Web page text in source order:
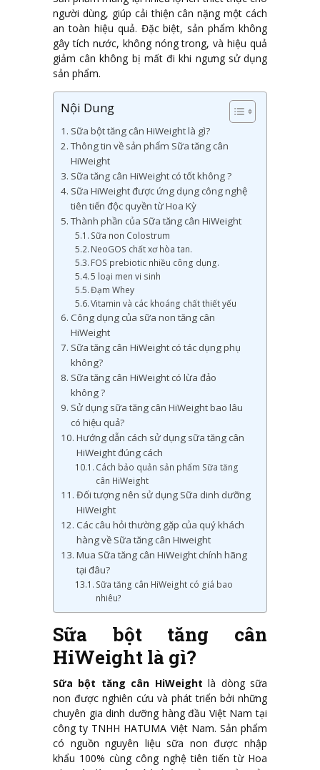
người dùng, giúp cải thiện cân nặng một cách
an toàn hiệu quả. Đặc biệt, sản phẩm không
gây tích nước, không nóng trong, và hiệu quả
giảm cân không bị mất đi khi ngưng sử dụng
sản phẩm.
Nội Dung
Sữa bột tăng cân HiWeight là gì?
Thông tin về sản phẩm Sữa tăng cân
HiWeight
Sữa tăng cân HiWeight có tốt không ?
Sữa HiWeight được ứng dụng công nghệ
tiên tiến độc quyền từ Hoa Kỳ
Thành phần của Sữa tăng cân HiWeight
Sữa non Colostrum
NeoGOS chất xơ hòa tan.
FOS prebiotic nhiều công dụng.
5 loại men vi sinh
Đạm Whey
Vitamin và các khoáng chất thiết yếu
Công dụng của sữa non tăng cân
HiWeight
Sữa tăng cân HiWeight có tác dụng phụ
không?
Sữa tăng cân HiWeight có lừa đảo
không ?
Sử dụng sữa tăng cân HiWeight bao lâu
có hiệu quả?
Hướng dẫn cách sử dụng sữa tăng cân
HiWeight đúng cách
Cách bảo quản sản phẩm Sữa tăng
cân HiWeight
Đối tượng nên sử dụng Sữa dinh dưỡng
HiWeight
Các câu hỏi thường gặp của quý khách
hàng về Sữa tăng cân Hiweight
Mua Sữa tăng cân HiWeight chính hãng
tại đâu?
Sữa tăng cân HiWeight có giá bao
nhiêu?
Sữa bột tăng cân
HiWeight là gì?
Sữa bột tăng cân HiWeight là dòng sữa
non được nghiên cứu và phát triển bởi những
chuyên gia dinh dưỡng hàng đầu Việt Nam tại
công ty TNHH HATUMA Việt Nam. Sản phẩm
có nguồn nguyên liệu sữa non được nhập
khẩu 100% cùng công nghệ tiên tiến từ Hoa